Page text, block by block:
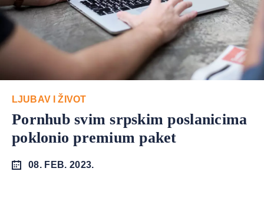
LJUBAV I ŽIVOT
Pornhub svim srpskim poslanicima
poklonio premium paket
08. FEB. 2023.